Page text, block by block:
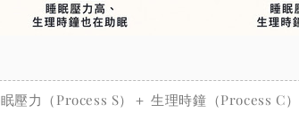
壓力（Process S）＋ 生理時鐘（Process C）